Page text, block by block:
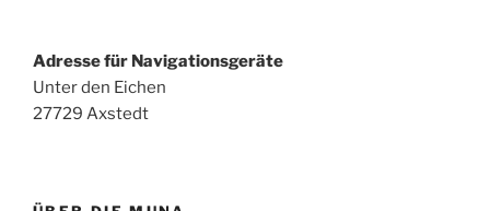
Adresse für Navigationsgeräte
Unter den Eichen
27729 Axstedt